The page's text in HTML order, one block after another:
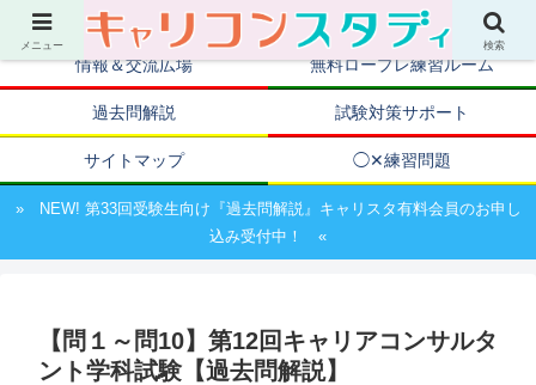
キャリアコンサルタント資格取得のための試験対策ポータルサイト
情報＆交流広場 無料ロープレ練習ルーム
過去問解説 試験対策サポート
サイトマップ ◯✕練習問題
» NEW! 第33回受験生向け『過去問解説』キャリスタ有料会員のお申し
込み受付中！ «
【問１～問10】第12回キャリアコンサルタ
ント学科試験【過去問解説】
メニュー 検索